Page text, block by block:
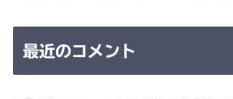
最近のコメント